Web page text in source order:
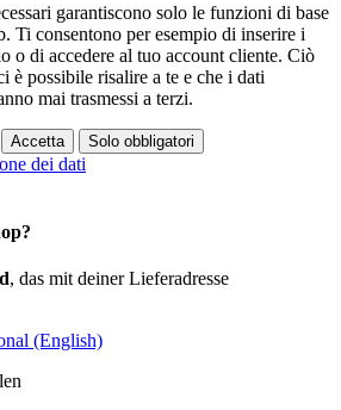
garantiscono solo le funzioni di base
Ti consentono per esempio di inserire i
o di accedere al tuo account cliente. Ciò
è possibile risalire a te e che i dati
mai trasmessi a terzi.
Accetta Solo obbligatori
dei dati
, das mit deiner Lieferadresse
(English)